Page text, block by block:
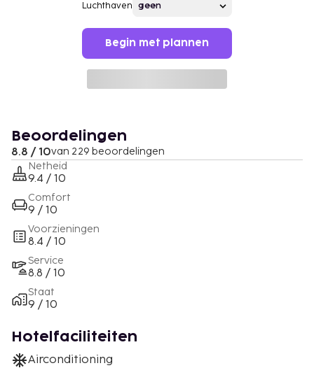
Luchthaven
Begin met plannen
Beoordelingen
8.8 / 10van 229 beoordelingen
Netheid
9.4 / 10
Comfort
9 / 10
Voorzieningen
8.4 / 10
Service
8.8 / 10
Staat
9 / 10
Hotelfaciliteiten
Airconditioning